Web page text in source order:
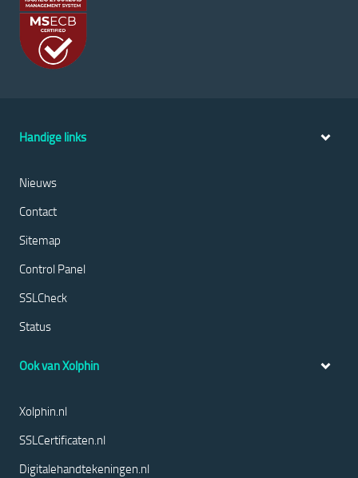
Handige links
Nieuws
Contact
Sitemap
Control Panel
SSLCheck
Status
Ook van Xolphin
Xolphin.nl
SSLCertificaten.nl
Digitalehandtekeningen.nl